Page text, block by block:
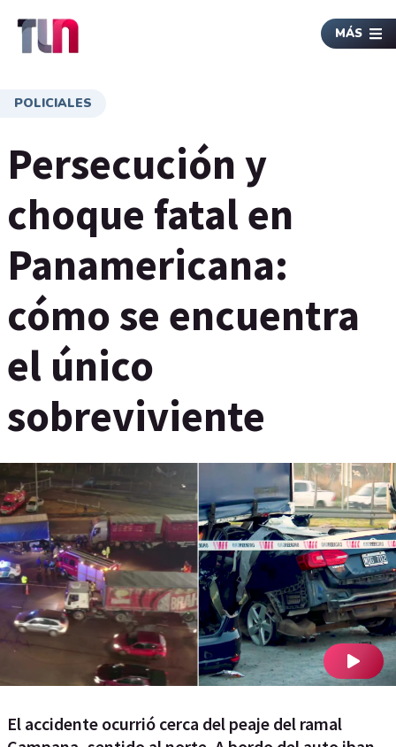
MÁS
POLICIALES
Persecución y
choque fatal en
Panamericana:
cómo se encuentra
el único
sobreviviente
El accidente ocurrió cerca del peaje del ramal